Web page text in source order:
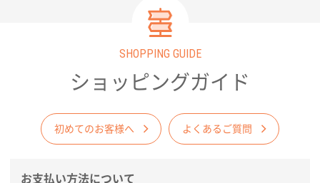
SHOPPING GUIDE
ショッピングガイド
初めてのお客様へ よくあるご質問
お支払い方法について